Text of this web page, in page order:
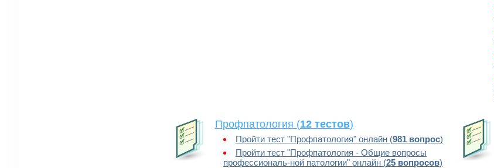
Профпатология (12 тестов)
Пройти тест "Профпатология" онлайн (981 вопрос)
Пройти тест "Профпатология - Общие вопросы
профессиональ-ной патологии" онлайн (25 вопросов)